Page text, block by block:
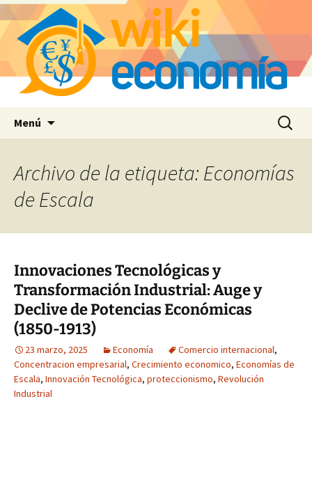
Menú Buscar:
Archivo de la etiqueta: Economías
de Escala
Innovaciones Tecnológicas y
Transformación Industrial: Auge y
Declive de Potencias Económicas
(1850-1913)
23 marzo, 2025 Economía Comercio internacional,
Concentracion empresarial, Crecimiento economico, Economías de
Escala, Innovación Tecnológica, proteccionismo, Revolución
Industrial